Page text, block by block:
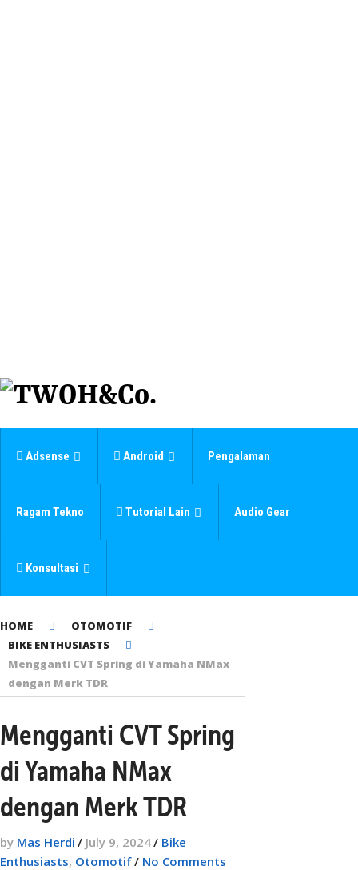
Adsense Android Pengalaman
Ragam Tekno Tutorial Lain Audio Gear
Konsultasi
HOME
OTOMOTIF
BIKE ENTHUSIASTS
Mengganti CVT Spring di Yamaha NMax
dengan Merk TDR
Mengganti CVT Spring
di Yamaha NMax
dengan Merk TDR
by Mas Herdi / July 9, 2024/ Bike
Enthusiasts, Otomotif/ No Comments